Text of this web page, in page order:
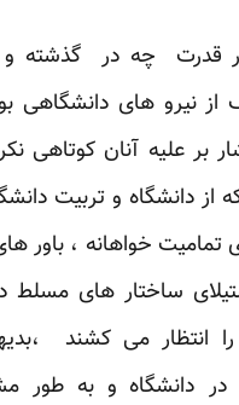
قدرت چه در گذشته
نیرو های دانشگاهی
بر علیه آنان کوتاهی
از دانشگاه و تربیت
تمامیت خواهانه ، باور
ساختار های مسلط
انتظار می کشند
در دانشگاه و به